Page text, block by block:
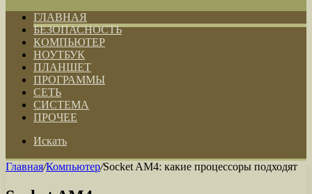
ГЛАВНАЯ
БЕЗОПАСНОСТЬ
КОМПЬЮТЕР
НОУТБУК
ПЛАНШЕТ
ПРОГРАММЫ
СЕТЬ
СИСТЕМА
ПРОЧЕЕ
Искать
Главная/Компьютер/Socket AM4: какие процессоры подходят